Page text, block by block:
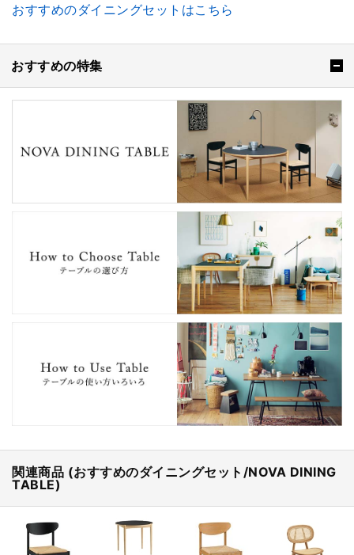
おすすめのダイニングセットはこちら
おすすめの特集
関連商品 (おすすめのダイニングセット/NOVA DINING
TABLE)